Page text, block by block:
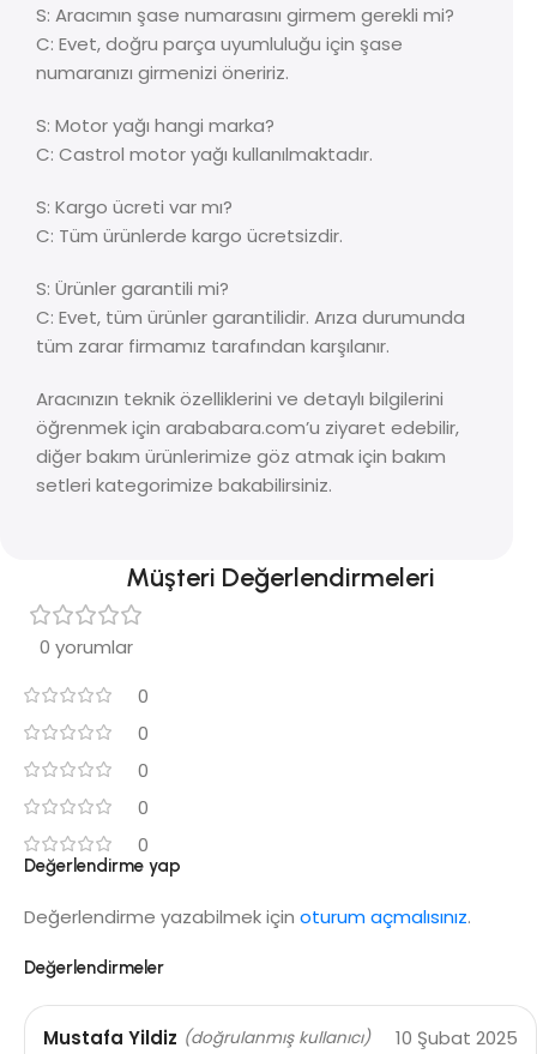
S: Aracımın şase numarasını girmem gerekli mi?
C: Evet, doğru parça uyumluluğu için şase
numaranızı girmenizi öneririz.
S: Motor yağı hangi marka?
C: Castrol motor yağı kullanılmaktadır.
S: Kargo ücreti var mı?
C: Tüm ürünlerde kargo ücretsizdir.
S: Ürünler garantili mi?
C: Evet, tüm ürünler garantilidir. Arıza durumunda
tüm zarar firmamız tarafından karşılanır.
Aracınızın teknik özelliklerini ve detaylı bilgilerini
öğrenmek için arababara.com’u ziyaret edebilir,
diğer bakım ürünlerimize göz atmak için bakım
setleri kategorimize bakabilirsiniz.
Müşteri Değerlendirmeleri
0 yorumlar
0
0
0
0
0
Değerlendirmeler
Mustafa Yildiz (doğrulanmış kullanıcı) 10 Şubat 2025
Değerlendirme yap
Değerlendirme yazabilmek için oturum açmalısınız.